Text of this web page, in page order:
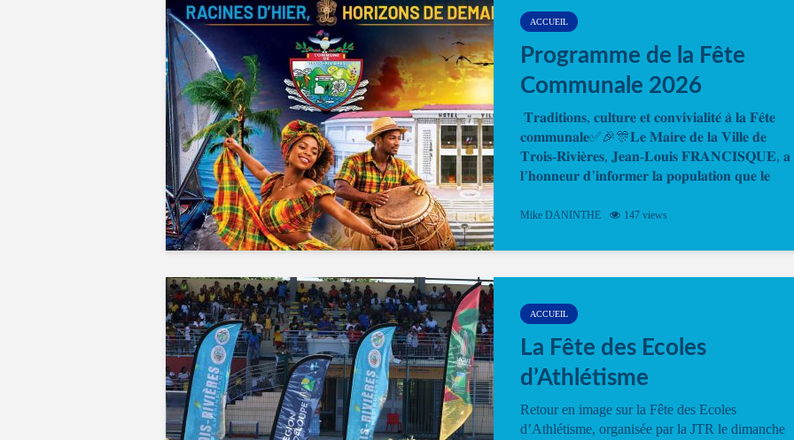
ACCUEIL
Programme de la Fête
Communale 2026
𝐓𝐫𝐚𝐝𝐢𝐭𝐢𝐨𝐧𝐬, 𝐜𝐮𝐥𝐭𝐮𝐫𝐞 𝐞𝐭 𝐜𝐨𝐧𝐯𝐢𝐯𝐢𝐚𝐥𝐢𝐭𝐞́ 𝐚̀ 𝐥𝐚 𝐅𝐞̂𝐭𝐞
𝐜𝐨𝐦𝐦𝐮𝐧𝐚𝐥𝐞✅🎉🎊𝐋𝐞 𝐌𝐚𝐢𝐫𝐞 𝐝𝐞 𝐥𝐚 𝐕𝐢𝐥𝐥𝐞 𝐝𝐞
𝐓𝐫𝐨𝐢𝐬-𝐑𝐢𝐯𝐢𝐞̀𝐫𝐞𝐬, 𝐉𝐞𝐚𝐧-𝐋𝐨𝐮𝐢𝐬 𝐅𝐑𝐀𝐍𝐂𝐈𝐒𝐐𝐔𝐄, 𝐚
𝐥’𝐡𝐨𝐧𝐧𝐞𝐮𝐫 𝐝’𝐢𝐧𝐟𝐨𝐫𝐦𝐞𝐫 𝐥𝐚 𝐩𝐨𝐩𝐮𝐥𝐚𝐭𝐢𝐨𝐧 𝐪𝐮𝐞 𝐥𝐞
Mike DANINTHE 147 views
ACCUEIL
La Fête des Ecoles
d’Athlétisme
Retour en image sur la Fête des Ecoles
d’Athlétisme, organisée par la JTR le dimanche